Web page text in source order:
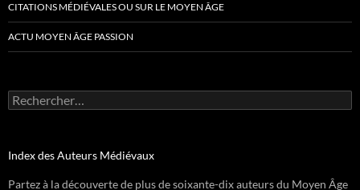
CITATIONS MÉDIÉVALES OU SUR LE MOYEN ÂGE
ACTU MOYEN ÂGE PASSION
Rechercher :
Index des Auteurs Médiévaux
Partez à la découverte de plus de soixante-dix auteurs du Moyen Âge